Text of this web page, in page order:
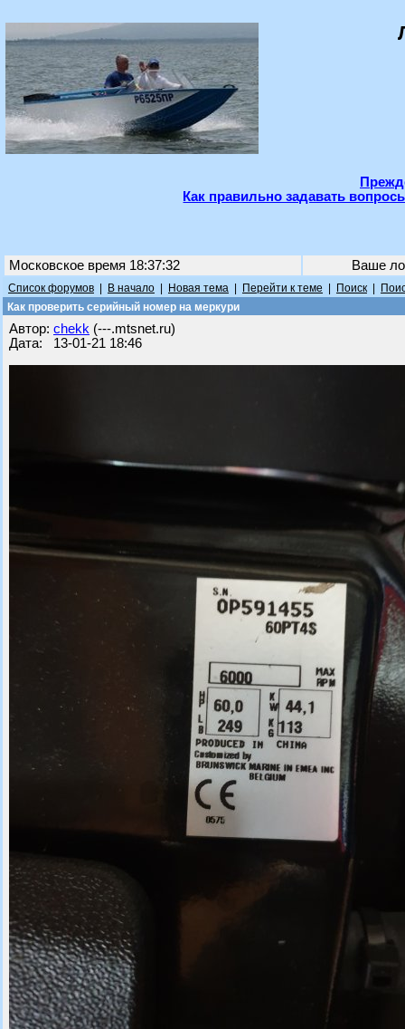
Как правильно задавать
Московское время 18:37:32 Ваше
Список форумов В начало Новая тема Перейти к теме Поиск
Как проверить серийный номер на меркури
Автор: chekk (---.mtsnet.ru)
Дата: 13-01-21 18:46